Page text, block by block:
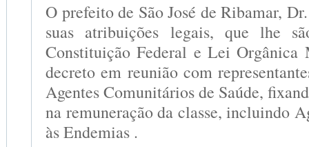
O prefeito de São José de Ribamar,
suas atribuições legais, que lhe
Constituição Federal e Lei Orgânica
decreto em reunião com
Agentes Comunitários de Saúde,
na remuneração da classe, incluindo
às Endemias .